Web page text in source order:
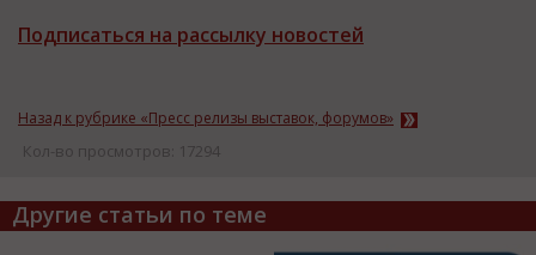
Подписаться на рассылку новостей
Назад к рубрике «Пресс релизы выставок, форумов»
Кол-во просмотров: 17294
Другие статьи по теме